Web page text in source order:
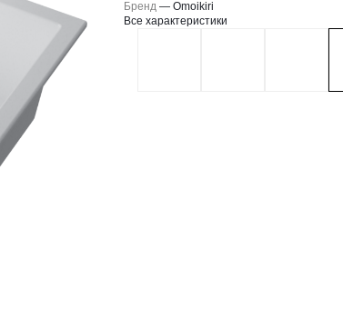
Бренд —Omoikiri
Все характеристики